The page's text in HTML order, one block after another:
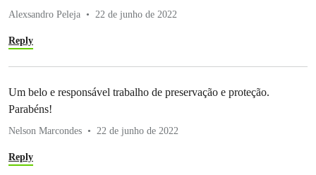
Alexsandro Peleja 22 de junho de 2022
Reply
Um belo e responsável trabalho de preservação e proteção.
Parabéns!
Nelson Marcondes 22 de junho de 2022
Reply